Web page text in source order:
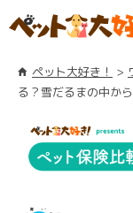
ペット大好き！
る？雪だるまの中か